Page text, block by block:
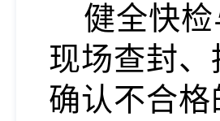
健全快
现场查封
确认不合